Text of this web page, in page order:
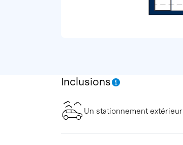
Inclusions
Un stationnement extérieur